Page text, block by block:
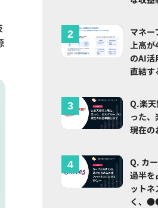
マネー
上高が
のAI活
直結す
Q.楽
った、
現在の
Q. カ
過半を
ット
く、